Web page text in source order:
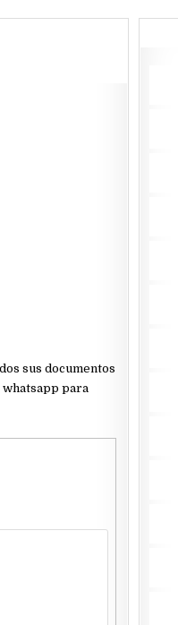
sus documentos
whatsapp para